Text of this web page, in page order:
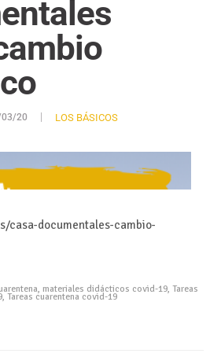
casa-documentales-cambio-
, materiales didácticos covid-19, Tareas
, Tareas cuarentena covid-19